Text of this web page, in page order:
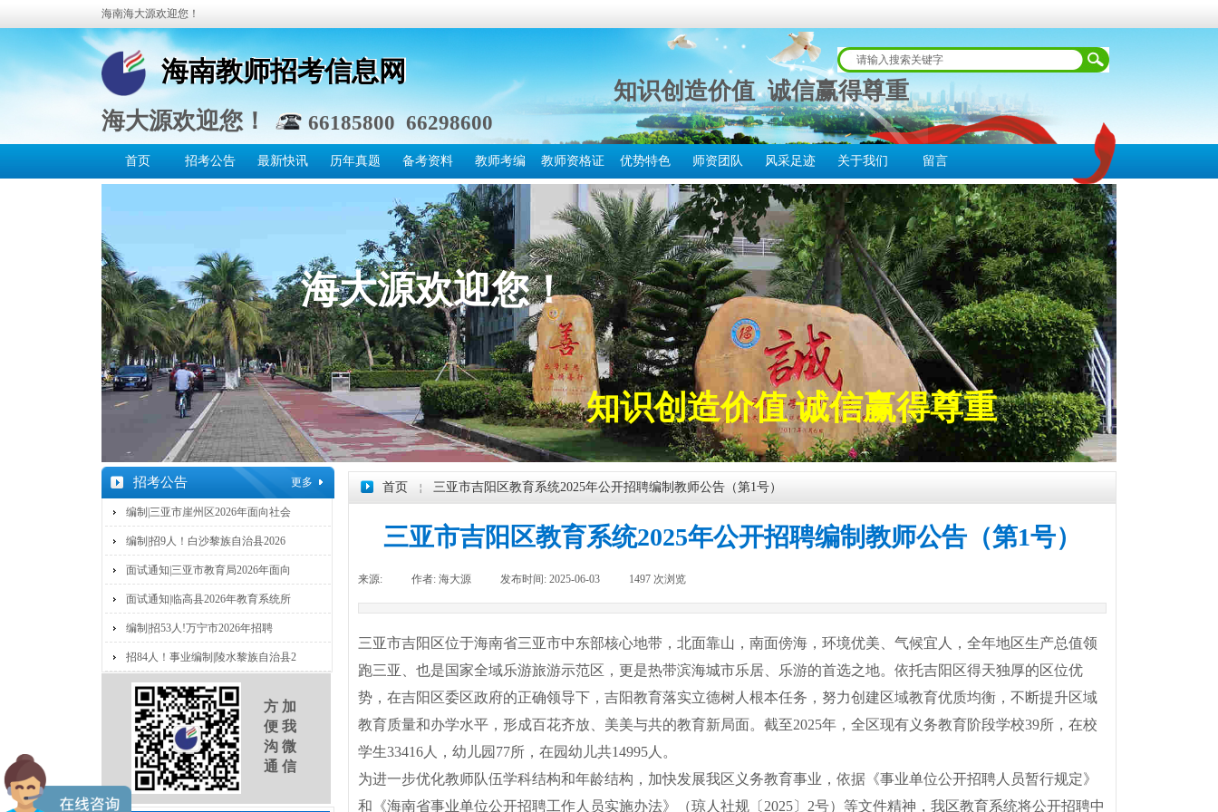
海南海大源欢迎您！
首页 招考公告 最新快讯 历年真题 备考资料 教师考编 教师资格证 优势特色 师资团队 风采足迹 关于我们 留言
海南教师招考信息网
海南教师招考信息网
知识创造价值 诚信赢得尊重
海大源欢迎您！
66185800 66298600
海大源欢迎您！
知识创造价值 诚信赢得尊重
招考公告 ​更多 首页 ￤ 三亚市吉阳区教育系统2025年公开招聘编制教师公告（第1号）
编制|三亚市崖州区2026年面向社会
编制|招9人！白沙黎族自治县2026
面试通知|三亚市教育局2026年面向
面试通知|临高县2026年教育系统所
编制|招53人!万宁市2026年招聘
招84人！事业编制|陵水黎族自治县2
三亚市吉阳区教育系统2025年公开招聘编制教师公告（第1号）
来源: 作者: 海大源 发布时间: 2025-06-03 1497 次浏览
三亚市吉阳区位于海南省三亚市中东部核心地带，北面靠山，南面傍海，环境优美、气候宜人，全年地区生产总值领
跑三亚、也是国家全域乐游旅游示范区，更是热带滨海城市乐居、乐游的首选之地。依托吉阳区得天独厚的区位优
势，在吉阳区委区政府的正确领导下，吉阳教育落实立德树人根本任务，努力创建区域教育优质均衡，不断提升区域
教育质量和办学水平，形成百花齐放、美美与共的教育新局面。截至2025年，全区现有义务教育阶段学校39所，在校
学生33416人，幼儿园77所，在园幼儿共14995人。
为进一步优化教师队伍学科结构和年龄结构，加快发展我区义务教育事业，依据《事业单位公开招聘人员暂行规定》
和《海南省事业单位公开招聘工作人员实施办法》（琼人社规〔2025〕2号）等文件精神，我区教育系统将公开招聘中
方 加
便 我
沟 微
通 信